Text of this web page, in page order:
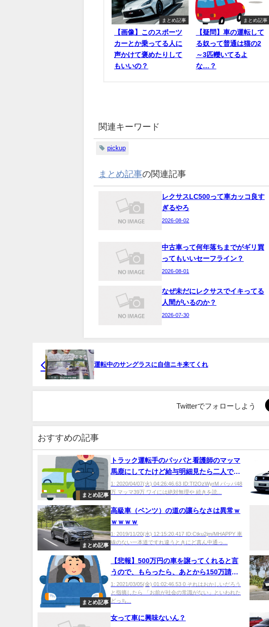
まとめ記事
【画像】このスポーツ
カーとか乗ってる人に
声かけて褒めたりして
もいいの？
まとめ記事
【疑問】車の運転して
る奴って普通は猫の2
～3匹轢いてるよ
な…？
関連キーワード
pickup
まとめ記事の関連記事
レクサスLC500って車カッコ良す
ぎるやろ
2026-08-02
中古車って何年落ちまでがギリ買
ってもいいセーフライン？
2026-08-01
なぜ未だにレクサスでイキってる
人間がいるのか？
2026-07-30
運転中のサングラスに自信ニキ来てくれ
Twitterでフォローしよう
おすすめの記事
まとめ記事
トラック運転手のパッパと看護師のマッマ
馬鹿にしてたけど給与明細見たら二人で月
に87万稼いでたｗ
1: 2020/04/07(火) 04:26:46.63 ID:Tf2OzWyrM パッパ48
万 マッマ39万 ワイには絶対無理や 続きを読...
まとめ記事
高級車（ベンツ）の道の讓らなさは異常ｗ
ｗｗｗｗ
1: 2019/11/20(水) 12:15:20.417 ID:Ctku2jm/MHAPPY 車
線のない一本道ですれ違うときにど真ん中通っ...
まとめ記事
【悲報】500万円の車を譲ってくれると言
うので、もらったら、あとから150万請求
されたんだがwwwwwwwwwwwww
1: 2021/03/05(金) 01:02:46.53 0 それはおかしいだろう
と指摘したら 「お前が社会の常識がない」といわれた
どっち...
女って車に興味ないん？